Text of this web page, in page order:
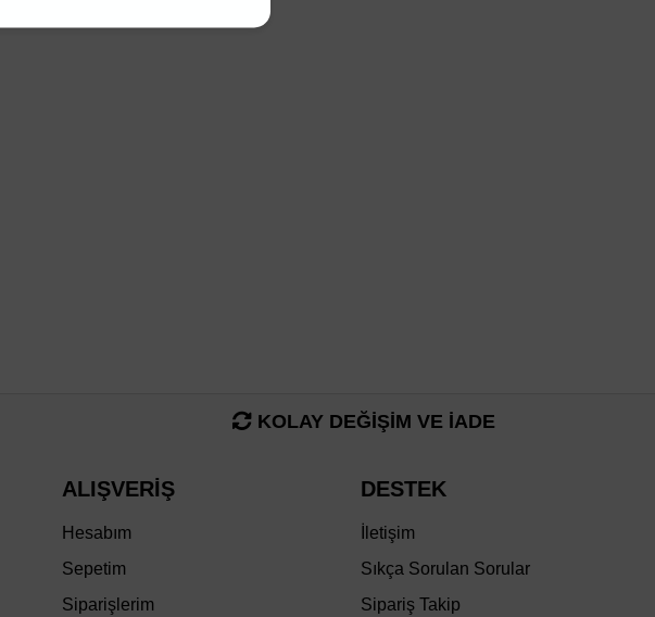
KOLAY DEĞİŞİM VE İADE
ALIŞVERİŞ
Hesabım
Sepetim
Siparişlerim
DESTEK
İletişim
Sıkça Sorulan Sorular
Sipariş Takip